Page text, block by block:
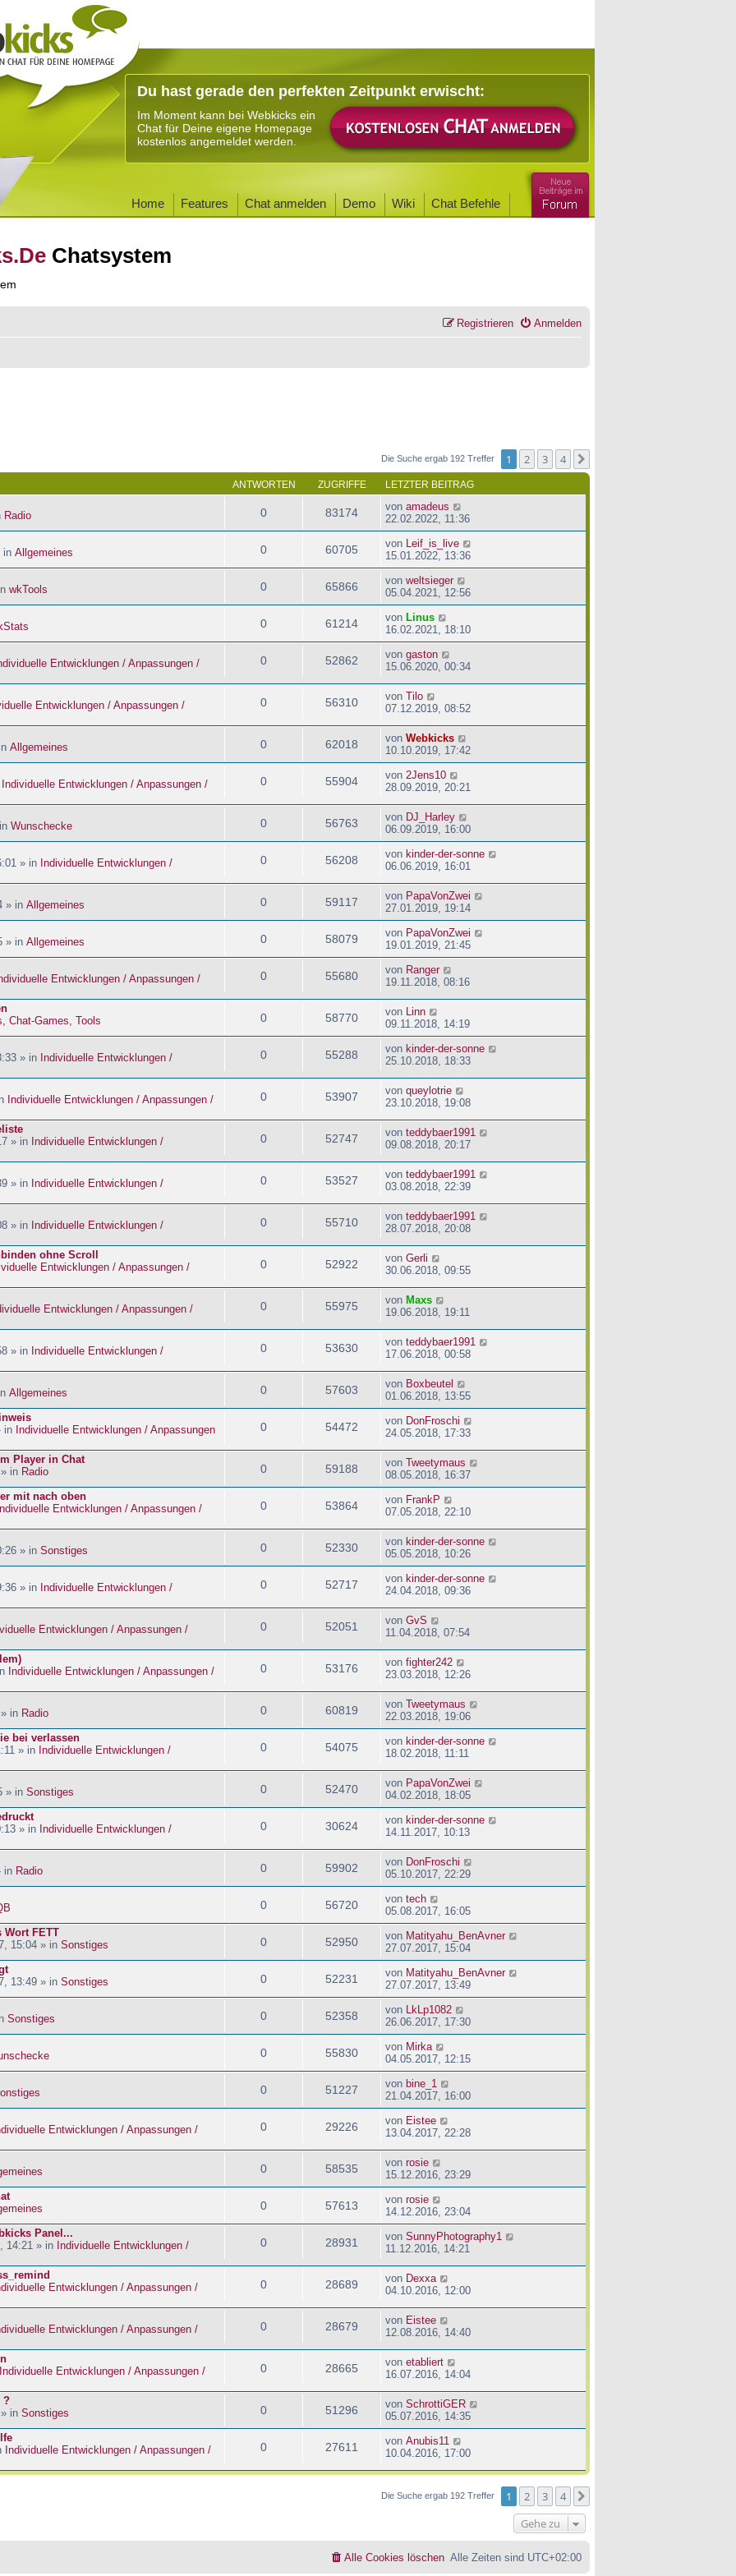
Du hast gerade den perfekten Zeitpunkt erwischt:
Im Moment kann bei Webkicks ein
Chat für Deine eigene Homepage
kostenlos angemeldet werden.
Home Features Chat anmelden Demo Wiki Chat Befehle
Chatsystem
Anmelden
Registrieren
Die Suche ergab 192 Treffer 1 2 3 4
ANTWORTEN ZUGRIFFE LETZTER BEITRAG
Radio 0 83174 von amadeus
22.02.2022, 11:36
in Allgemeines 0 60705 von
Leif_is_live
15.01.2022, 13:36
wkTools 0 65866 von weltsieger
05.04.2021, 12:56
0 61214 von Linus
16.02.2021, 18:10
Entwicklungen / Anpassungen /
0 52862 von gaston
15.06.2020, 00:34
Entwicklungen / Anpassungen /
0 56310 von Tilo
07.12.2019, 08:52
Allgemeines 0 62018 von Webkicks
10.10.2019, 17:42
Individuelle Entwicklungen / Anpassungen /
0 55904 von 2Jens10
28.09.2019, 20:21
Wunschecke 0 56763 von DJ_Harley
06.09.2019, 16:00
» in Individuelle Entwicklungen /
0 56208 von kinder-der-sonne
06.06.2019, 16:01
» in Allgemeines 0 59117 von PapaVonZwei
27.01.2019, 19:14
» in Allgemeines 0 58079 von PapaVonZwei
19.01.2019, 21:45
Entwicklungen / Anpassungen /
0 55680 von Ranger
19.11.2018, 08:16
Chat-Games, Tools 0 58770 von
Linn
09.11.2018, 14:19
» in Individuelle Entwicklungen /
0 55288 von kinder-der-sonne
25.10.2018, 18:33
Individuelle Entwicklungen / Anpassungen /
0 53907 von queylotrie
23.10.2018, 19:08
» in Individuelle Entwicklungen /
0 52747 von teddybaer1991
09.08.2018, 20:17
» in Individuelle Entwicklungen /
0 53527 von teddybaer1991
03.08.2018, 22:39
» in Individuelle Entwicklungen /
0 55710 von teddybaer1991
28.07.2018, 20:08
ohne Scroll
Entwicklungen / Anpassungen /
0 52922 von Gerli
30.06.2018, 09:55
Entwicklungen / Anpassungen /
0 55975 von Maxs
19.06.2018, 19:11
» in Individuelle Entwicklungen /
0 53630 von teddybaer1991
17.06.2018, 00:58
Allgemeines 0 57603 von Boxbeutel
01.06.2018, 13:55
in Individuelle Entwicklungen / Anpassungen
0 54472 von DonFroschi
24.05.2018, 17:33
Player in Chat
in Radio 0 59188 von Tweetymaus
08.05.2018, 16:37
mit nach oben
Individuelle Entwicklungen / Anpassungen /
0 53864 von FrankP
07.05.2018, 22:10
» in Sonstiges 0 52330 von kinder-der-sonne
05.05.2018, 10:26
» in Individuelle Entwicklungen /
0 52717 von kinder-der-sonne
24.04.2018, 09:36
Entwicklungen / Anpassungen /
0 52051 von GvS
11.04.2018, 07:54
Individuelle Entwicklungen / Anpassungen /
0 53176 von fighter242
23.03.2018, 12:26
in Radio 0 60819 von Tweetymaus
22.03.2018, 19:06
bei verlassen
» in Individuelle Entwicklungen /
0 54075 von kinder-der-sonne
18.02.2018, 11:11
» in Sonstiges 0 52470 von PapaVonZwei
04.02.2018, 18:05
» in Individuelle Entwicklungen /
0 30624 von kinder-der-sonne
14.11.2017, 10:13
in Radio 0 59902 von DonFroschi
05.10.2017, 22:29
0 56720 von tech
05.08.2017, 16:05
Wort FETT
15:04 » in Sonstiges 0 52950 von Matityahu_BenAvner
27.07.2017, 15:04
13:49 » in Sonstiges 0 52231 von Matityahu_BenAvner
27.07.2017, 13:49
Sonstiges 0 52358 von
LkLp1082
26.06.2017, 17:30
0 55830 von Mirka
04.05.2017, 12:15
0 51227 von bine_1
21.04.2017, 16:00
Entwicklungen / Anpassungen /
0 29226 von Eistee
13.04.2017, 22:28
0 58535 von rosie
15.12.2016, 23:29
0 57613 von rosie
14.12.2016, 23:04
Panel...
14:21 » in Individuelle Entwicklungen /
0 28931 von SunnyPhotography1
11.12.2016, 14:21
Entwicklungen / Anpassungen /
0 28689 von Dexxa
04.10.2016, 12:00
Entwicklungen / Anpassungen /
0 28679 von Eistee
12.08.2016, 14:40
Individuelle Entwicklungen / Anpassungen /
0 28665 von etabliert
16.07.2016, 14:04
?
in Sonstiges 0 51296 von SchrottiGER
05.07.2016, 14:35
Individuelle Entwicklungen / Anpassungen /
0 27611 von Anubis11
10.04.2016, 17:00
Die Suche ergab 192 Treffer 1 2 3 4
Gehe zu
Alle Zeiten sind UTC+02:00
Alle Cookies löschen